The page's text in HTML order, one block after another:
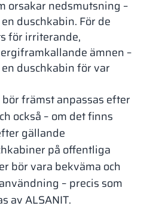
orsakar nedsmutsning –
duschkabin. För de
för irriterande,
ämnen –
duschkabin för var
bör främst anpassas efter
också – om det finns
gällande
på offentliga
bör vara bekväma och
– precis som
av ALSANIT.